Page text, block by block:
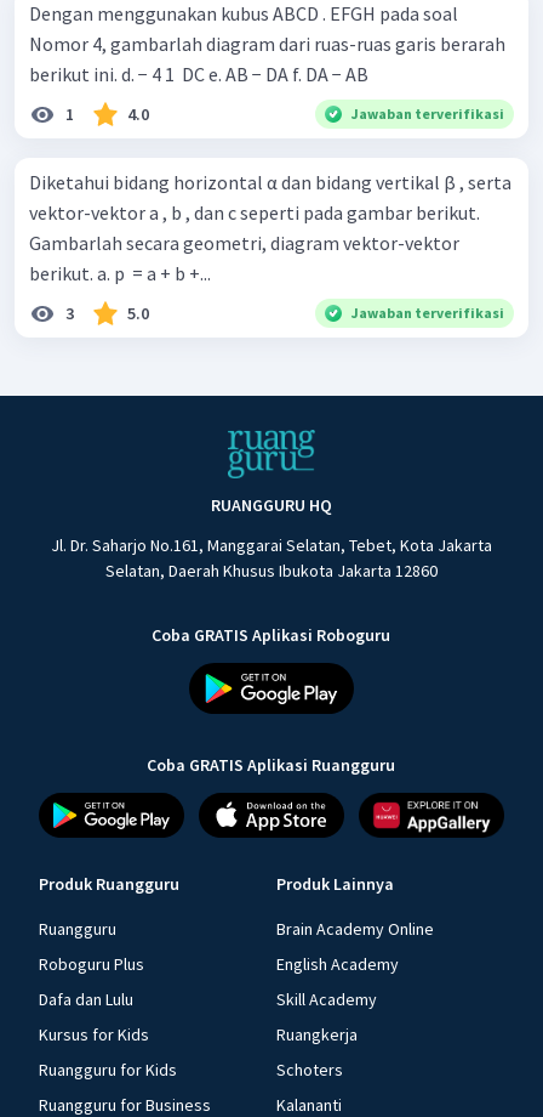
Dengan menggunakan kubus ABCD . EFGH pada soal
Nomor 4, gambarlah diagram dari ruas-ruas garis berarah
berikut ini. d. − 4 1 ​ DC e. AB − DA f. DA − AB
1 4.0 Jawaban terverifikasi
Diketahui bidang horizontal α dan bidang vertikal β , serta
vektor-vektor a , b , dan c seperti pada gambar berikut.
Gambarlah secara geometri, diagram vektor-vektor
berikut. a. p ​ = a + b +...
3 5.0 Jawaban terverifikasi
RUANGGURU HQ
Jl. Dr. Saharjo No.161, Manggarai Selatan, Tebet, Kota Jakarta
Selatan, Daerah Khusus Ibukota Jakarta 12860
Coba GRATIS Aplikasi Roboguru
Coba GRATIS Aplikasi Ruangguru
Produk Ruangguru
Ruangguru
Roboguru Plus
Dafa dan Lulu
Kursus for Kids
Ruangguru for Kids
Ruangguru for Business
Produk Lainnya
Brain Academy Online
English Academy
Skill Academy
Ruangkerja
Schoters
Kalananti